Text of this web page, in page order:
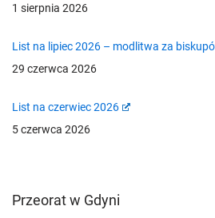
1 sierpnia 2026
List na lipiec 2026 – modlitwa za
29 czerwca 2026
List na czerwiec 2026
5 czerwca 2026
Przeorat w Gdyni